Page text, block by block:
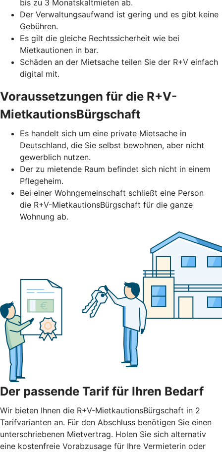
bis zu 3 Monatskaltmieten ab.
Der Verwaltungsaufwand ist gering und es gibt keine
Gebühren.
Es gilt die gleiche Rechtssicherheit wie bei
Mietkautionen in bar.
Schäden an der Mietsache teilen Sie der R+V einfach
digital mit.
Voraussetzungen für die R+V-
MietkautionsBürgschaft
Es handelt sich um eine private Mietsache in
Deutschland, die Sie selbst bewohnen, aber nicht
gewerblich nutzen.
Der zu mietende Raum befindet sich nicht in einem
Pflegeheim.
Bei einer Wohngemeinschaft schließt eine Person
die R+V-MietkautionsBürgschaft für die ganze
Wohnung ab.
Der passende Tarif für Ihren Bedarf
Wir bieten Ihnen die R+V-MietkautionsBürgschaft in 2
Tarifvarianten an. Für den Abschluss benötigen Sie einen
unterschriebenen Mietvertrag. Holen Sie sich alternativ
eine kostenfreie Vorabzusage für Ihre Vermieterin oder